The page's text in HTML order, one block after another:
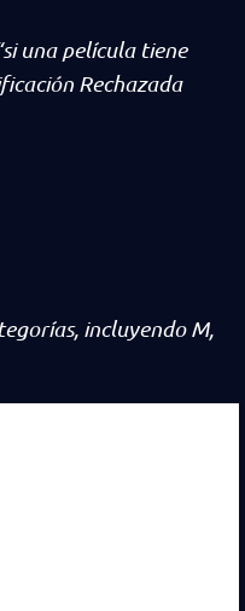
una película tiene
Rechazada
incluyendo M,